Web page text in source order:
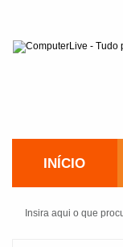
INÍCIO